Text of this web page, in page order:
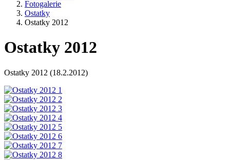
Fotogalerie
Ostatky
Ostatky 2012
Ostatky 2012
Ostatky 2012 (18.2.2012)